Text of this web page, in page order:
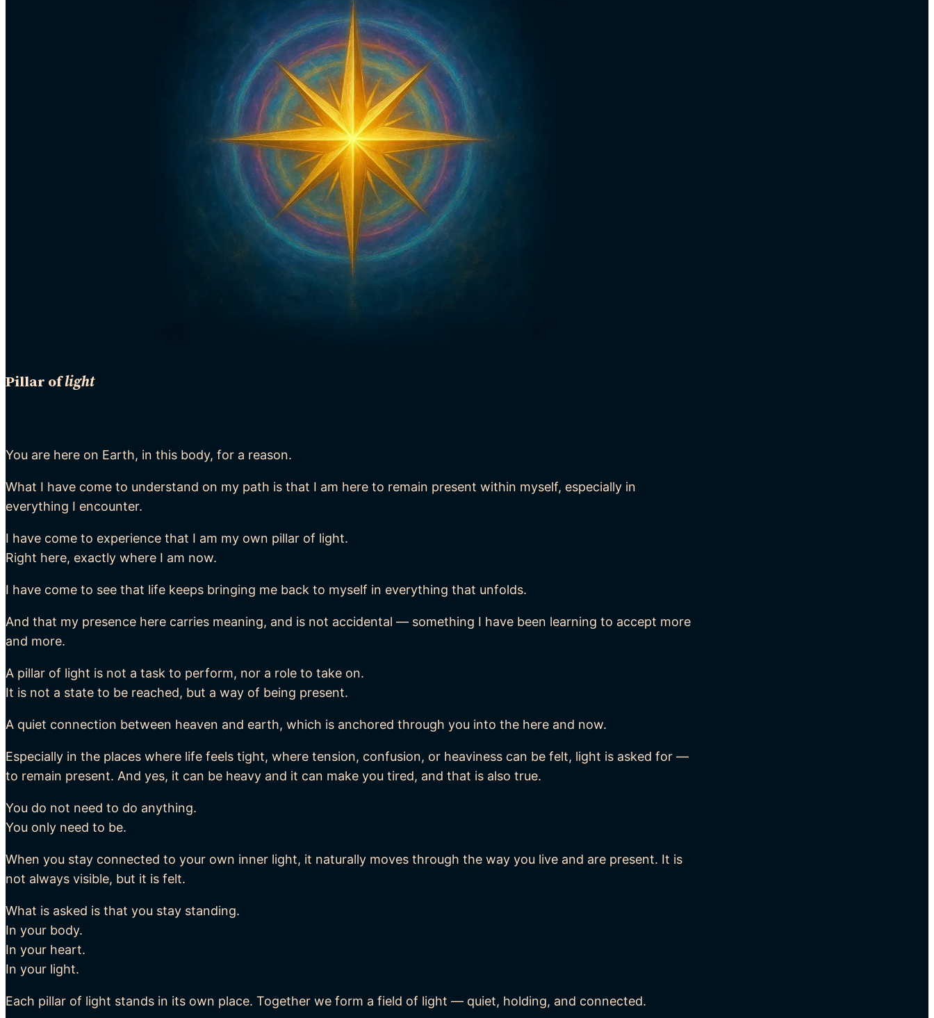
Pillar oflight
You are here on Earth, in this body, for a reason.
What I have come to understand on my path is that I am here to remain present within myself, especially in
everything I encounter.
I have come to experience that I am my own pillar of light.
Right here, exactly where I am now.
I have come to see that life keeps bringing me back to myself in everything that unfolds.
And that my presence here carries meaning, and is not accidental — something I have been learning to accept more
and more.
A pillar of light is not a task to perform, nor a role to take on.
It is not a state to be reached, but a way of being present.
A quiet connection between heaven and earth, which is anchored through you into the here and now.
Especially in the places where life feels tight, where tension, confusion, or heaviness can be felt, light is asked for —
to remain present. And yes, it can be heavy and it can make you tired, and that is also true.
You do not need to do anything.
You only need to be.
When you stay connected to your own inner light, it naturally moves through the way you live and are present. It is
not always visible, but it is felt.
What is asked is that you stay standing.
In your body.
In your heart.
In your light.
Each pillar of light stands in its own place. Together we form a field of light — quiet, holding, and connected.